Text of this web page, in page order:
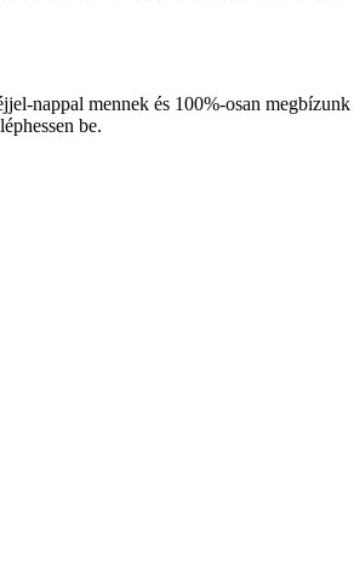
nappal mennek és 100%-osan
be.